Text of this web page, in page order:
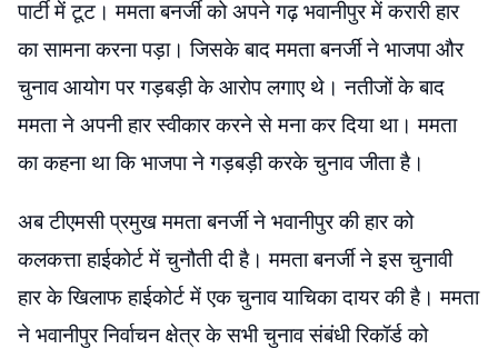
पार्टी में टूट। ममता बनर्जी को अपने गढ़ भवानीपुर में करारी ​हार
का सामना करना पड़ा। जिसके बाद ममता बनर्जी ने भाजपा और
चुनाव आयोग पर गड़बड़ी के आरोप लगाए थे। नतीजों के बाद
ममता ने अपनी हार स्वीकार करने से मना कर दिया था। ममता
का कहना था कि भाजपा ने गड़बड़ी करके चुनाव जीता है।
अब टीएमसी प्रमुख ममता बनर्जी ने भवानीपुर की हार को
कलकत्ता हाईकोर्ट में चुनौती दी है। ममता बनर्जी ने इस चुनावी
हार के खिलाफ हाईकोर्ट में एक चुनाव याचिका दायर की है। ममता
ने भवानीपुर निर्वाचन क्षेत्र के सभी चुनाव संबंधी रिकॉर्ड को